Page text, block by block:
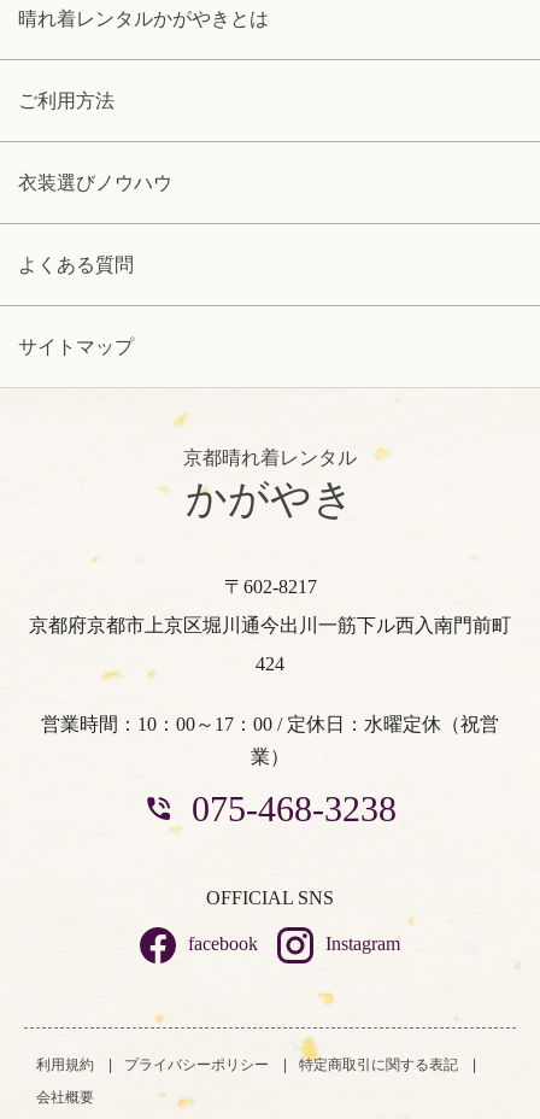
晴れ着レンタルかがやきとは
ご利用方法
衣装選びノウハウ
よくある質問
サイトマップ
京都晴れ着レンタル
かがやき
〒602-8217
京都府京都市上京区堀川通今出川一筋下ル西入南門前町
424
営業時間：10：00～17：00 / 定休日：水曜定休（祝営
業）
075-468-3238
OFFICIAL SNS
facebook Instagram
利用規約 プライバシーポリシー
特定商取引に関する表記
会社概要